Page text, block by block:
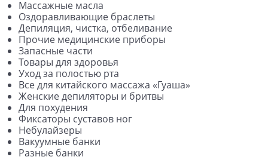
Массажные масла
Оздоравливающие браслеты
Депиляция, чистка, отбеливание
Прочие медицинские приборы
Запасные части
Товары для здоровья
Уход за полостью рта
Все для китайского массажа «Гуаша»
Женские депиляторы и бритвы
Для похудения
Фиксаторы суставов ног
Небулайзеры
Вакуумные банки
Разные банки